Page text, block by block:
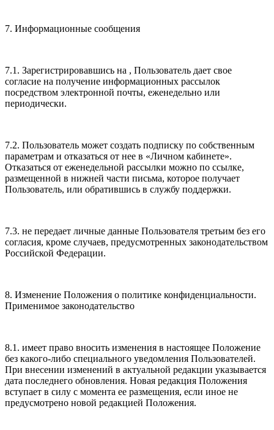
7. Информационные сообщения
7.1. Зарегистрировавшись на , Пользователь дает свое
согласие на получение информационных рассылок
посредством электронной почты, еженедельно или
периодически.
7.2. Пользователь может создать подписку по собственным
параметрам и отказаться от нее в «Личном кабинете».
Отказаться от еженедельной рассылки можно по ссылке,
размещенной в нижней части письма, которое получает
Пользователь, или обратившись в службу поддержки.
7.3. не передает личные данные Пользователя третьим без его
согласия, кроме случаев, предусмотренных законодательством
Российской Федерации.
8. Изменение Положения о политике конфиденциальности.
Применимое законодательство
8.1. имеет право вносить изменения в настоящее Положение
без какого-либо специального уведомления Пользователей.
При внесении изменений в актуальной редакции указывается
дата последнего обновления. Новая редакция Положения
вступает в силу с момента ее размещения, если иное не
предусмотрено новой редакцией Положения.